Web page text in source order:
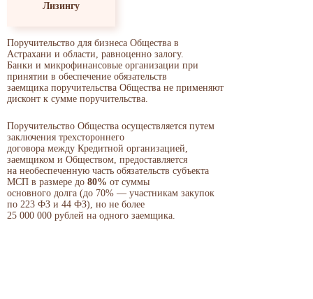
Лизингу
Поручительство для бизнеса Общества в
Астрахани и области, равноценно залогу.
Банки и микрофинансовые организации при
принятии в обеспечение обязательств
заемщика поручительства Общества не применяют
дисконт к сумме поручительства.
Поручительство Общества осуществляется путем
заключения трехстороннего
договора между Кредитной организацией,
заемщиком и Обществом, предоставляется
на необеспеченную часть обязательств субъекта
МСП в размере до 80% от суммы
основного долга (до 70% — участникам закупок
по 223 ФЗ и 44 ФЗ), но не более
25 000 000 рублей на одного заемщика.